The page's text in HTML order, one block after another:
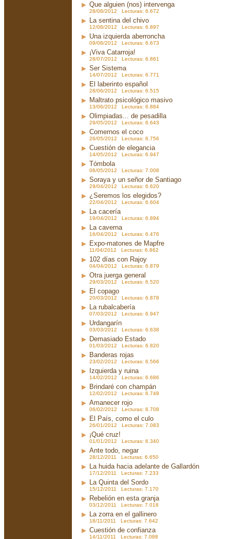
Que alguien (nos) intervenga
28/08/2012 Lecturas: 6.672
La sentina del chivo
12/08/2012 Lecturas: 6.897
Una izquierda aberroncha
09/08/2012 Lecturas: 6.673
¡Viva Catarroja!
28/07/2012 Lecturas: 6.861
Ser Sistema
14/07/2012 Lecturas: 6.771
El laberinto español
28/06/2012 Lecturas: 6.515
Maltrato psicológico masivo
13/06/2012 Lecturas: 6.884
Olimpiadas... de pesadilla
29/05/2012 Lecturas: 6.643
Comernos el coco
26/05/2012 Lecturas: 6.756
Cuestión de elegancia
14/05/2012 Lecturas: 6.947
Tómbola
06/05/2012 Lecturas: 7.008
Soraya y un señor de Santiago
29/04/2012 Lecturas: 6.620
¿Seremos los elegidos?
22/04/2012 Lecturas: 6.604
La cacería
19/04/2012 Lecturas: 6.894
La caverna
16/04/2012 Lecturas: 6.476
Expo-matones de Mapfre
11/04/2012 Lecturas: 6.862
102 días con Rajoy
04/04/2012 Lecturas: 6.879
Otra juerga general
29/03/2012 Lecturas: 6.520
El copago
20/03/2012 Lecturas: 6.878
La rubalcabería
07/03/2012 Lecturas: 6.947
Urdangarín
03/03/2012 Lecturas: 6.638
Demasiado Estado
01/03/2012 Lecturas: 6.820
Banderas rojas
23/02/2012 Lecturas: 6.566
Izquierda y ruina
14/02/2012 Lecturas: 6.686
Brindaré con champán
12/02/2012 Lecturas: 6.748
Amanecer rojo
06/02/2012 Lecturas: 6.708
El País, como el culo
26/01/2012 Lecturas: 7.083
¡Qué cruz!
01/01/2012 Lecturas: 6.340
Ante todo, negar
28/12/2011 Lecturas: 6.650
La huida hacia adelante de Gallardón
17/12/2011 Lecturas: 7.233
La Quinta del Sordo
15/12/2011 Lecturas: 7.170
Rebelión en esta granja
03/12/2011 Lecturas: 7.018
La zorra en el gallinero
18/11/2011 Lecturas: 7.642
Cuestión de confianza
14/11/2011 Lecturas: 7.088